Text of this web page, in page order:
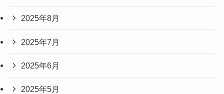
2025年8月
2025年7月
2025年6月
2025年5月